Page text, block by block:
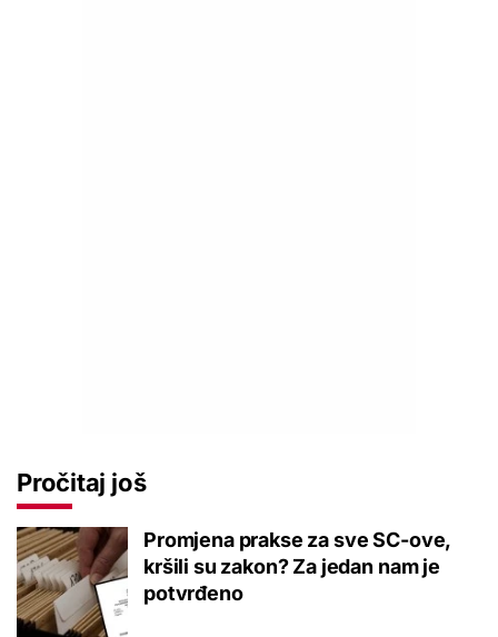
Pročitaj još
Promjena prakse za sve SC-ove,
kršili su zakon? Za jedan nam je
potvrđeno